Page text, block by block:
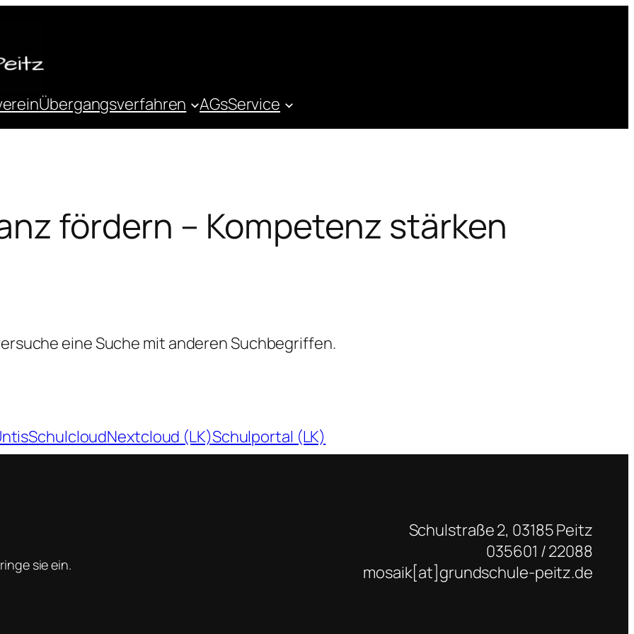
Übergangsverfahren AGsService
fördern – Kompetenz stärken
eine Suche mit anderen Suchbegriffen.
SchulcloudNextcloud (LK)Schulportal (LK)
sie ein.
Schulstraße 2, 03185 Peitz
035601 / 22088
mosaik[at]grundschule-peitz.de